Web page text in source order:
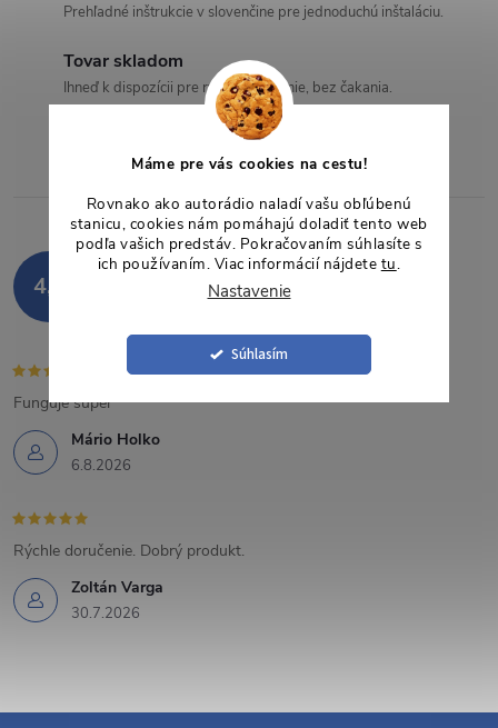
Máme pre vás cookies na cestu!
Rovnako ako autorádio naladí vašu obľúbenú
stanicu, cookies nám pomáhajú doladiť tento web
podľa vašich predstáv. Pokračovaním súhlasíte s
ich používaním. Viac informácií nájdete tu.
Nastavenie
Súhlasím
v
k
y
v
ý
p
i
s
Prehľadné inštrukcie v slovenčine pre jednoduchú inštaláciu.
Tovar skladom
Ihneď k dispozícii pre rýchle odoslanie, bez čakania.
4,9 Hodnotenie zákazníkov
Mário Holko
6.8.2026
Funguje super
Zoltán Varga
30.7.2026
Rýchle doručenie. Dobrý produkt.